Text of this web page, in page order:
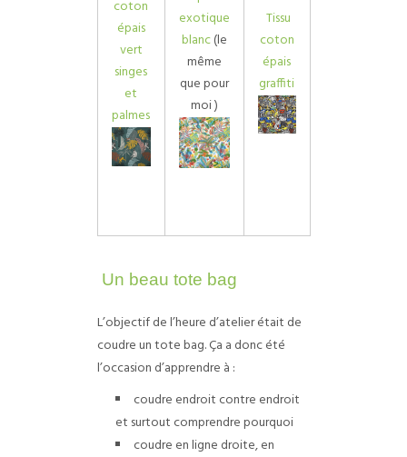
coton
épais
vert
singes
et
palmes
exotique
blanc(le
même
que pour
moi)
Tissu
coton
épais
graffiti
Un beau tote bag
L’objectif de l’heure d’atelier était de
coudre un tote bag. Ça a donc été
l’occasion d’apprendre à :
coudre endroit contre endroit
et surtout comprendre pourquoi
coudre en ligne droite, en